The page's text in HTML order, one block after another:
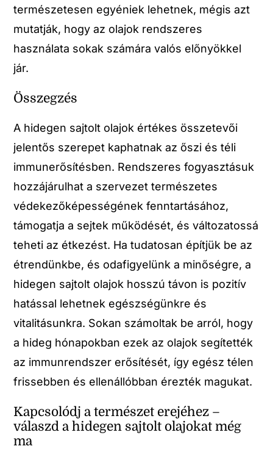
természetesen egyéniek lehetnek, mégis azt
mutatják, hogy az olajok rendszeres
használata sokak számára valós előnyökkel
jár.
Összegzés
A hidegen sajtolt olajok értékes összetevői
jelentős szerepet kaphatnak az őszi és téli
immunerősítésben. Rendszeres fogyasztásuk
hozzájárulhat a szervezet természetes
védekezőképességének fenntartásához,
támogatja a sejtek működését, és változatossá
teheti az étkezést. Ha tudatosan építjük be az
étrendünkbe, és odafigyelünk a minőségre, a
hidegen sajtolt olajok hosszú távon is pozitív
hatással lehetnek egészségünkre és
vitalitásunkra. Sokan számoltak be arról, hogy
a hideg hónapokban ezek az olajok segítették
az immunrendszer erősítését, így egész télen
frissebben és ellenállóbban érezték magukat.
Kapcsolódj a természet erejéhez –
válaszd a hidegen sajtolt olajokat még
ma